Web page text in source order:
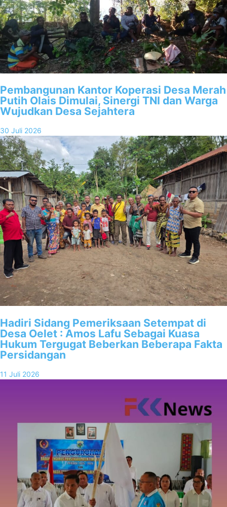
Pembangunan Kantor Koperasi Desa Merah
Putih Olais Dimulai, Sinergi TNI dan Warga
Wujudkan Desa Sejahtera
30 Juli 2026
Hadiri Sidang Pemeriksaan Setempat di
Desa Oelet : Amos Lafu Sebagai Kuasa
Hukum Tergugat Beberkan Beberapa Fakta
Persidangan
11 Juli 2026